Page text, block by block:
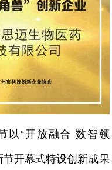
以“开放融合 数智领
开幕式特设创新成果